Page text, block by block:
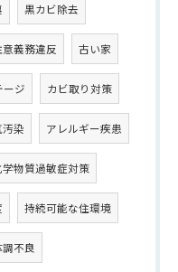
黒カビ除去
義務違反 古い家
ージ カビ取り対策
染 アレルギー疾患
学物質過敏症対策
持続可能な住環境
調不良